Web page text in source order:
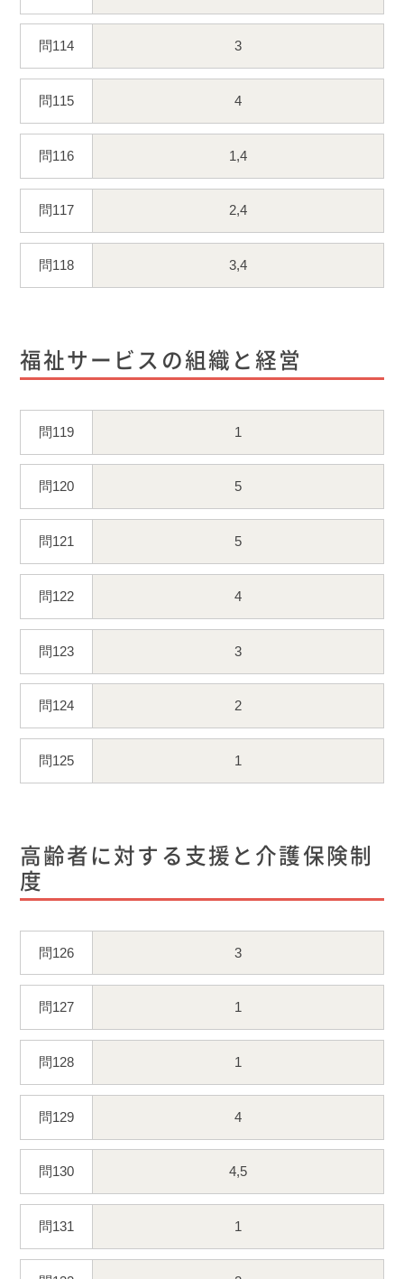
問114 3
問115 4
問116 1,4
問117 2,4
問118 3,4
福祉サービスの組織と経営
問119 1
問120 5
問121 5
問122 4
問123 3
問124 2
問125 1
高齢者に対する支援と介護保険制
度
問126 3
問127 1
問128 1
問129 4
問130 4,5
問131 1